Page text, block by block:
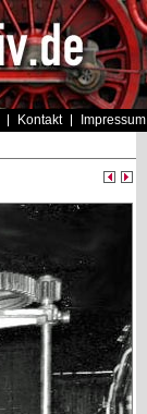
Kontakt Impressum